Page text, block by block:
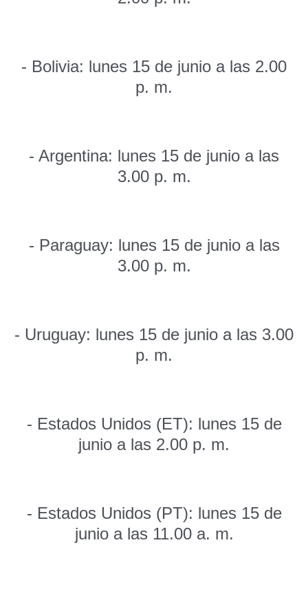
- Bolivia: lunes 15 de junio a las 2.00
p. m.
- Argentina: lunes 15 de junio a las
3.00 p. m.
- Paraguay: lunes 15 de junio a las
3.00 p. m.
- Uruguay: lunes 15 de junio a las 3.00
p. m.
- Estados Unidos (ET): lunes 15 de
junio a las 2.00 p. m.
- Estados Unidos (PT): lunes 15 de
junio a las 11.00 a. m.